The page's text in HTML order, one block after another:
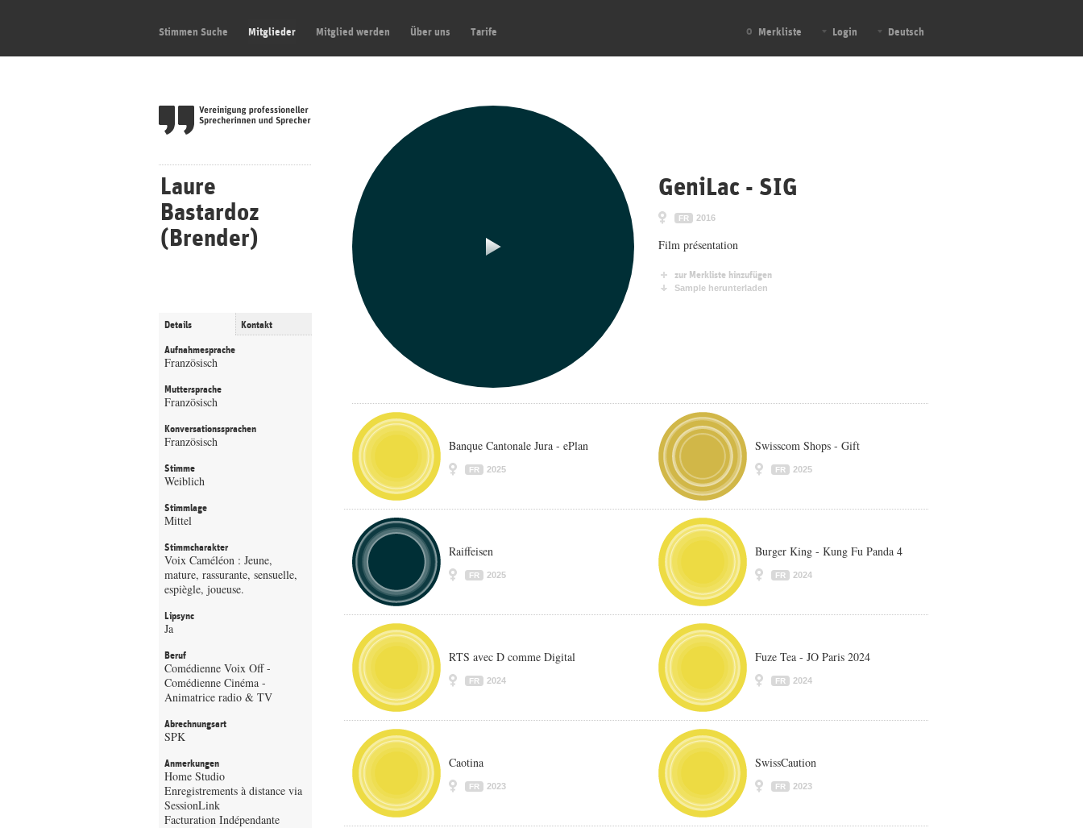
Stimmen Suche Mitglieder Mitglied werden Über uns Tarife 0 Merkliste Login Deutsch
Laure
Bastardoz
(Brender)
Details Kontakt
Aufnahmesprache
Französisch
Muttersprache
Französisch
Konversationssprachen
Französisch
Stimme
Weiblich
Stimmlage
Mittel
Stimmcharakter
Voix Caméléon : Jeune,
mature, rassurante, sensuelle,
espiègle, joueuse.
Lipsync
Ja
Beruf
Comédienne Voix Off -
Comédienne Cinéma -
Animatrice radio & TV
Abrechnungsart
SPK
Anmerkungen
Home Studio
Enregistrements à distance via
SessionLink
Facturation Indépendante
GeniLac - SIG
FR 2016
Film présentation
zur Merkliste hinzufügen
Sample herunterladen
Banque Cantonale Jura - ePlan
FR 2025
Swisscom Shops - Gift
FR 2025
Raiffeisen
FR 2025
Burger King - Kung Fu Panda 4
FR 2024
RTS avec D comme Digital
FR 2024
Fuze Tea - JO Paris 2024
FR 2024
Caotina
FR 2023
SwissCaution
FR 2023